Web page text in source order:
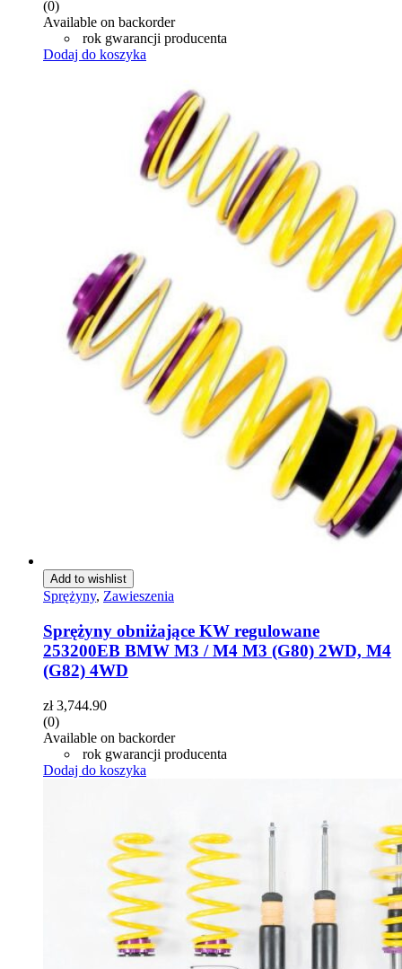
(0)
Available on backorder
rok gwarancji producenta
Dodaj do koszyka
Add to wishlist
Sprężyny, Zawieszenia
Sprężyny obniżające KW regulowane
253200EB BMW M3 / M4 M3 (G80) 2WD, M4
(G82) 4WD
zł3,744.90
(0)
Available on backorder
rok gwarancji producenta
Dodaj do koszyka